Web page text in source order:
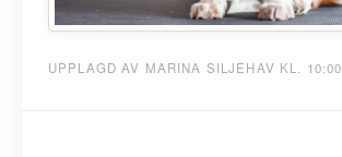
UPPLAGD AV MARINA SILJEHAV KL. 10:00